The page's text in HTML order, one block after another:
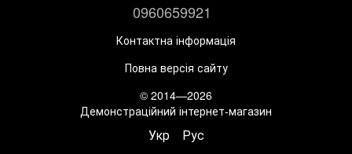
0960659921
Контактна інформація
Повна версія сайту
© 2014—2026
Демонстраційний інтернет-магазин
Укр Рус